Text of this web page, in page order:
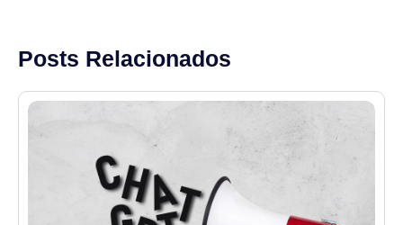
Posts Relacionados